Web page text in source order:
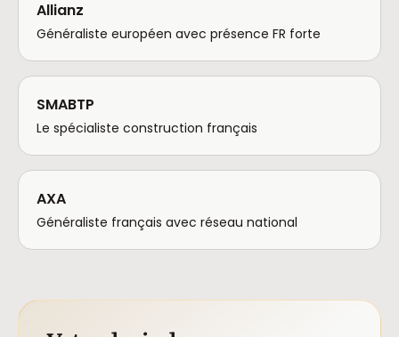
Allianz
Généraliste européen avec présence FR forte
SMABTP
Le spécialiste construction français
AXA
Généraliste français avec réseau national